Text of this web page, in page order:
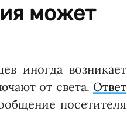
может
иногда возникает
от света. Ответ
посетителя